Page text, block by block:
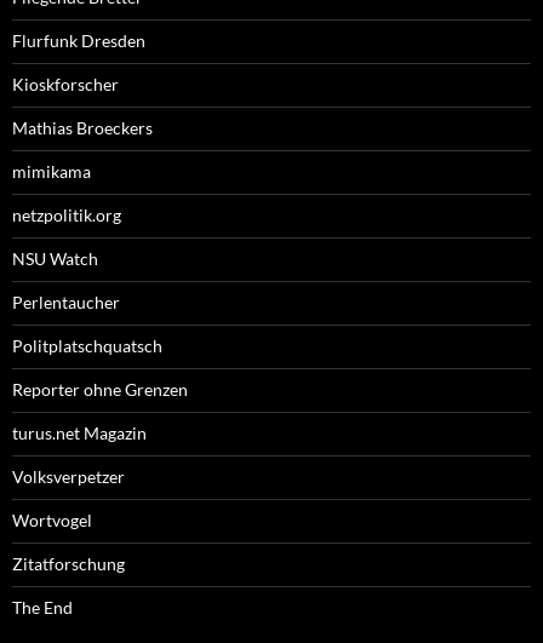
Flurfunk Dresden
Kioskforscher
Mathias Broeckers
mimikama
netzpolitik.org
NSU Watch
Perlentaucher
Politplatschquatsch
Reporter ohne Grenzen
turus.net Magazin
Volksverpetzer
Wortvogel
Zitatforschung
The End